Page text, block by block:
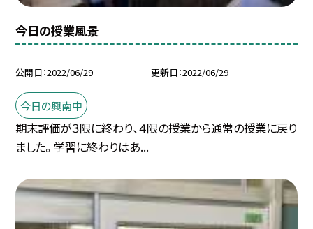
今日の授業風景
公開日 2022/06/29 更新日 2022/06/29
今日の興南中
期末評価が３限に終わり、４限の授業から通常の授業に戻り
ました。 学習に終わりはあ...